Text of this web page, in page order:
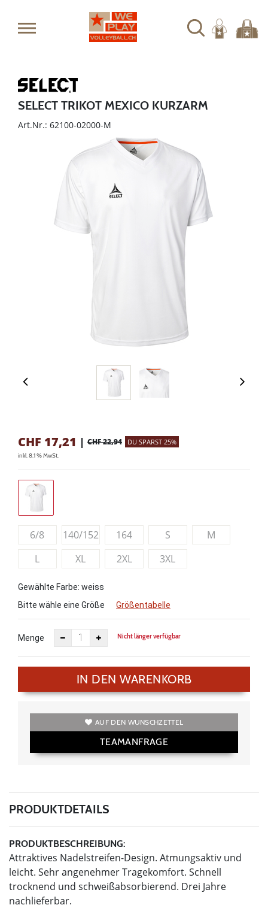
SELECT TRIKOT MEXICO KURZARM
Art.Nr.: 62100-02000-M
CHF 17,21 | CHF 22,94 DU SPARST 25%
inkl. 8.1 % MwSt.
6/8 140/152 164 S
M
L
XL 2XL 3XL
Gewählte Farbe: weiss
Bitte wähle eine Größe
Größentabelle
Menge Nicht länger verfügbar
IN DEN WARENKORB
AUF DEN WUNSCHZETTEL
TEAMANFRAGE
PRODUKTDETAILS
PRODUKTBESCHREIBUNG:
Attraktives Nadelstreifen-Design. Atmungsaktiv und
leicht. Sehr angenehmer Tragekomfort. Schnell
trocknend und schweißabsorbierend. Drei Jahre
nachlieferbar.